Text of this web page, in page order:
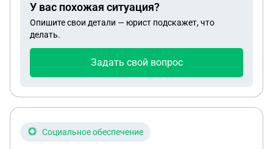
У вас похожая ситуация?
Опишите свои детали — юрист подскажет, что
делать.
Задать свой вопрос
Социальное обеспечение